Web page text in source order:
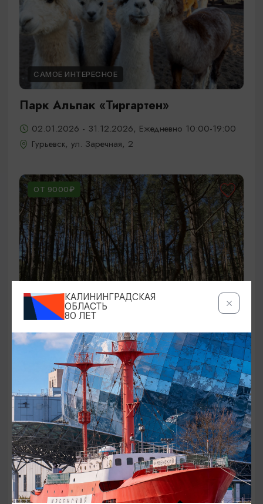
САМОЕ ИНТЕРЕСНОЕ
Парк Альпак «Тиргартен»
02.01.2026 - 31.12.2026, Ежедневно 10:00-19:00
Гурьевск, ул. Заречная, 2
ОТ 9000₽
ЭКСКУРСИИ УЧРЕЖДЕНИЙ КУЛЬТУРЫ
Аудиоспектакль «Истории Куршской
косы»
01.02.2026 - 31.12.2026, 13:00
Куршская коса
ОТ 2500₽
КАЛИНИНГРАДСКАЯ
ОБЛАСТЬ
80 ЛЕТ